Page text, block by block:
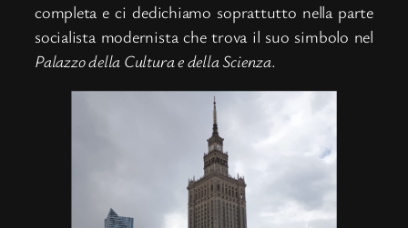
completa e ci dedichiamo soprattutto nella parte
socialista modernista che trova il suo simbolo nel
Palazzo della Cultura e della Scienza.